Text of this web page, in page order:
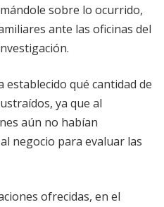
sobre lo ocurrido,
ante las oficinas del
qué cantidad de
ya que al
aún no habían
negocio para evaluar las
ofrecidas, en el